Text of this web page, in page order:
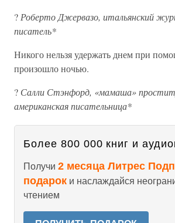
? Роберто Джервазо, итальянский
писатель*
Никого нельзя удержать днем при
произошло ночью.
? Салли Стэнфорд, «мамаша»
американская писательница*
Более 800 000 книг и
Получи 2 месяца Литрес
подарок и наслаждайся
чтением